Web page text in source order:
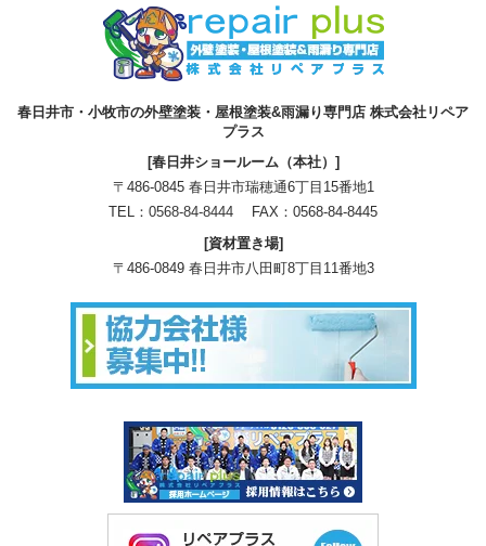
春日井市・小牧市の外壁塗装・屋根塗装&雨漏り専門店 株式会社リペア
プラス
[春日井ショールーム（本社）]
〒486-0845 春日井市瑞穂通6丁目15番地1
TEL： 0568-84-8444 FAX：0568-84-8445
[資材置き場]
〒486-0849 春日井市八田町8丁目11番地3